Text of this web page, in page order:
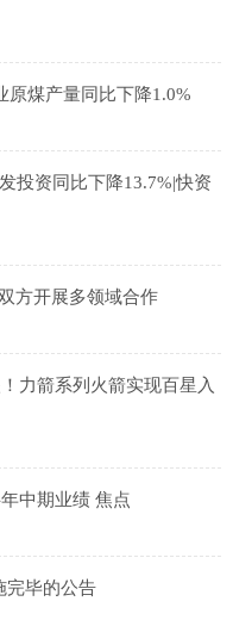
原煤产量同比下降1.0%
投资同比下降13.7%|快资
方开展多领域合作
力箭系列火箭实现百星入
中期业绩 焦点
完毕的公告